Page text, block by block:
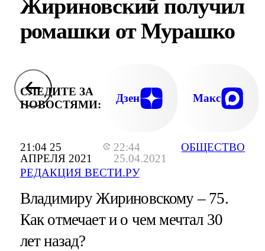
21:04 25
АПРЕЛЯ 2021
22:44
25.04.2021
РЕДАКЦИЯ ВЕСТИ.РУ
ОБЩЕСТВО
Жириновский получил
ромашки от Мурашко
СЛЕДИТЕ ЗА
НОВОСТЯМИ:
Дзен Макс
Владимиру Жириновскому – 75.
Как отмечает и о чем мечтал 30
лет назад?